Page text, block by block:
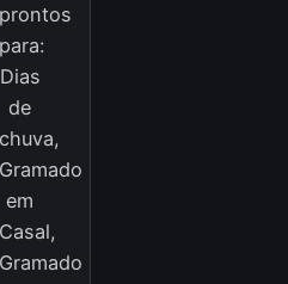
prontos
para:
Dias
de
chuva,
Gramado
em
Casal,
Gramado